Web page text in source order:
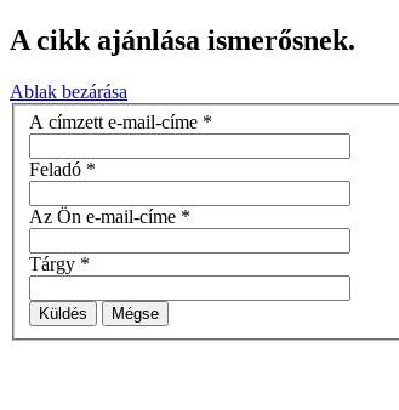
A cikk ajánlása ismerősnek.
Ablak bezárása
A címzett e-mail-címe *
Feladó *
Az Ön e-mail-címe *
Tárgy *
Küldés Mégse